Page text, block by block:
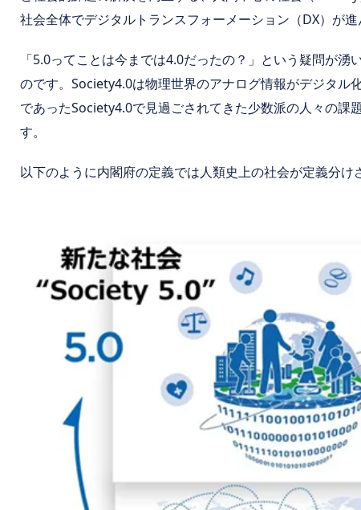
社会全体でデジタルトランスフォーメーション（DX）が進
「5.0ってことは今までは4.0だったの？」という疑問が
のです。Society4.0は物理世界のアナログ情報がデジタル
であったSociety4.0で見過ごされてきた少数派の人々の
す。
以下のように内閣府の定義では人類史上の社会が定義分け